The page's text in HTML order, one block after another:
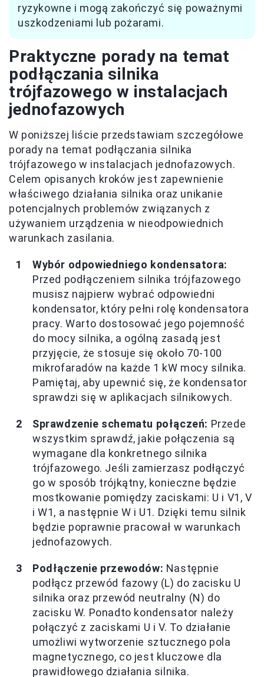
ryzykowne i mogą zakończyć się poważnymi
uszkodzeniami lub pożarami.
Praktyczne porady na temat
podłączania silnika
trójfazowego w instalacjach
jednofazowych
W poniższej liście przedstawiam szczegółowe
porady na temat podłączania silnika
trójfazowego w instalacjach jednofazowych.
Celem opisanych kroków jest zapewnienie
właściwego działania silnika oraz unikanie
potencjalnych problemów związanych z
używaniem urządzenia w nieodpowiednich
warunkach zasilania.
Wybór odpowiedniego kondensatora:
Przed podłączeniem silnika trójfazowego
musisz najpierw wybrać odpowiedni
kondensator, który pełni rolę kondensatora
pracy. Warto dostosować jego pojemność
do mocy silnika, a ogólną zasadą jest
przyjęcie, że stosuje się około 70-100
mikrofaradów na każde 1 kW mocy silnika.
Pamiętaj, aby upewnić się, że kondensator
sprawdzi się w aplikacjach silnikowych.
Sprawdzenie schematu połączeń: Przede
wszystkim sprawdź, jakie połączenia są
wymagane dla konkretnego silnika
trójfazowego. Jeśli zamierzasz podłączyć
go w sposób trójkątny, konieczne będzie
mostkowanie pomiędzy zaciskami: U i V1, V
i W1, a następnie W i U1. Dzięki temu silnik
będzie poprawnie pracował w warunkach
jednofazowych.
Podłączenie przewodów: Następnie
podłącz przewód fazowy (L) do zacisku U
silnika oraz przewód neutralny (N) do
zacisku W. Ponadto kondensator należy
połączyć z zaciskami U i V. To działanie
umożliwi wytworzenie sztucznego pola
magnetycznego, co jest kluczowe dla
prawidłowego działania silnika.